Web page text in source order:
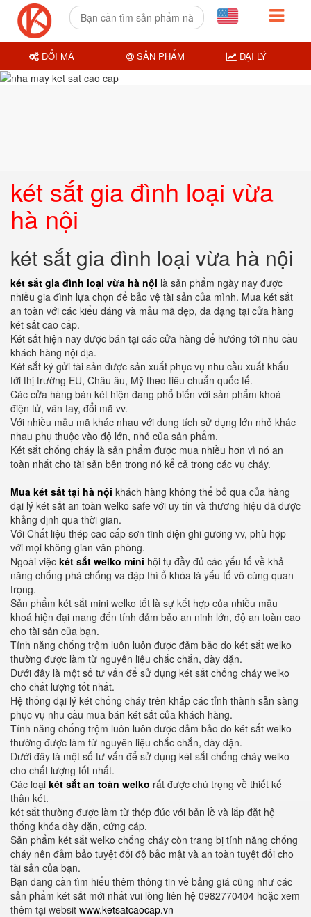
két sắt gia đình loại vừa
hà nội
két sắt gia đình loại vừa hà nội
két sắt gia đình loại vừa hà nội là sản phẩm ngày nay được
nhiều gia đình lựa chọn để bảo vệ tài sản của mình. Mua két sắt
an toàn với các kiểu dáng và mẫu mã đẹp, đa dạng tại cửa hàng
két sắt cao cấp.
Két sắt hiện nay được bán tại các cửa hàng để hướng tới nhu cầu
khách hàng nội địa.
Két sắt ký gửi tài sản được sản xuất phục vụ nhu cầu xuất khẩu
tới thị trường EU, Châu âu, Mỹ theo tiêu chuẩn quốc tế.
Các cửa hàng bán két hiện đang phổ biến với sản phẩm khoá
điện tử, vân tay, đổi mã vv.
Với nhiều mẫu mã khác nhau với dung tích sử dụng lớn nhỏ khác
nhau phụ thuộc vào độ lớn, nhỏ của sản phẩm.
Két sắt chống cháy là sản phẩm được mua nhiều hơn vì nó an
toàn nhất cho tài sản bên trong nó kể cả trong các vụ cháy.
Mua két sắt tại hà nội khách hàng không thể bỏ qua của hàng
đại lý két sắt an toàn welko safe với uy tín và thương hiệu đã được
khảng định qua thời gian.
Với Chất liệu thép cao cấp sơn tĩnh điện ghi gương vv, phù hợp
với mọi không gian văn phòng.
Ngoài việc két sắt welko mini hội tụ đầy đủ các yếu tố về khả
năng chống phá chống va đập thì ổ khóa là yếu tố vô cùng quan
trọng.
Sản phẩm két sắt mini welko tốt là sự kết hợp của nhiều mẫu
khoá hiện đại mang đến tính đảm bảo an ninh lớn, độ an toàn cao
cho tài sản của bạn.
Tính năng chống trộm luôn luôn được đảm bảo do két sắt welko
thường được làm từ nguyên liệu chắc chắn, dày dặn.
Dưới đây là một số tư vấn để sử dụng két sắt chống cháy welko
cho chất lượng tốt nhất.
Hệ thống đại lý két chống cháy trên khắp các tỉnh thành sẵn sàng
phục vụ nhu cầu mua bán két sắt của khách hàng.
Tính năng chống trộm luôn luôn được đảm bảo do két sắt welko
thường được làm từ nguyên liệu chắc chắn, dày dặn.
Dưới đây là một số tư vấn để sử dụng két sắt chống cháy welko
cho chất lượng tốt nhất.
Các loại két sắt an toàn welko rất được chú trọng về thiết kế
thân két.
két sắt thường được làm từ thép đúc với bản lề và lắp đặt hệ
thống khóa dày dặn, cứng cáp.
Sản phẩm két sắt welko chống cháy còn trang bị tính năng chống
cháy nên đảm bảo tuyệt đối độ bảo mật và an toàn tuyệt đối cho
tài sản của bạn.
Bạn đang cần tìm hiểu thêm thông tin về bảng giá cũng như các
sản phẩm két sắt mới nhất vui lòng liên hệ 0982770404 hoặc xem
thêm tại websit www.ketsatcaocap.vn
ĐỔI MÃ SẢN PHẨM ĐẠI LÝ